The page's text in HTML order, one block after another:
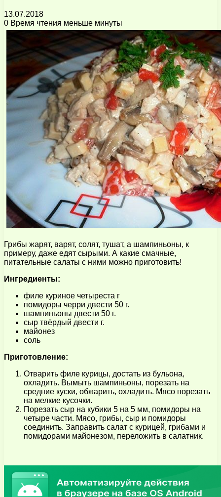
13.07.2018
0 Время чтения меньше минуты
Грибы жарят, варят, солят, тушат, а шампиньоны, к
примеру, даже едят сырыми. А какие смачные,
питательные салаты с ними можно приготовить!
Ингредиенты:
филе куриное четыреста г
помидоры черри двести 50 г.
шампиньоны двести 50 г.
сыр твёрдый двести г.
майонез
соль
Приготовление:
Отварить филе курицы, достать из бульона,
охладить. Вымыть шампиньоны, порезать на
средние куски, обжарить, охладить. Мясо порезать
на мелкие кусочки.
Порезать сыр на кубики 5 на 5 мм, помидоры на
четыре части. Мясо, грибы, сыр и помидоры
соединить. Заправить салат с курицей, грибами и
помидорами майонезом, переложить в салатник.